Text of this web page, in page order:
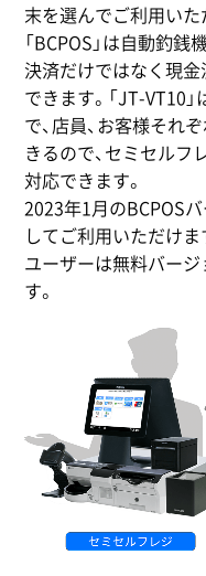
末を選んでご利用いた
「BCPOS」は自動釣
決済だけではなく現
できます。「JT-VT10
で、店員、お客様それ
きるので、セミセルフ
対応できます。
2023年1月のBCPOS
してご利用いただけ
ユーザーは無料バー
す。